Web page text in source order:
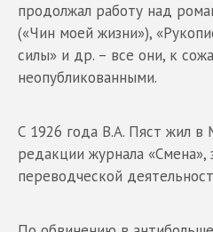
продолжал работу над
(«Чин моей жизни»),
силы» и др. – все они, к
неопубликованными.
С 1926 года В.А. Пяст жил в
редакции журнала «Смена»,
переводческой